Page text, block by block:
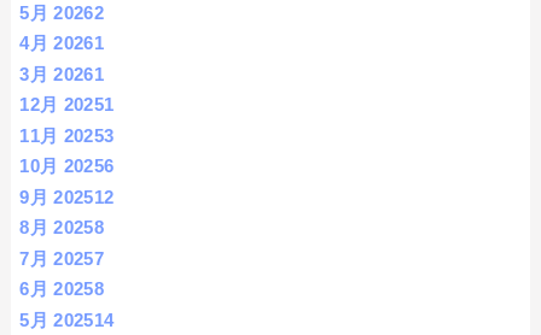
5月 20262
4月 20261
3月 20261
12月 20251
11月 20253
10月 20256
9月 202512
8月 20258
7月 20257
6月 20258
5月 202514